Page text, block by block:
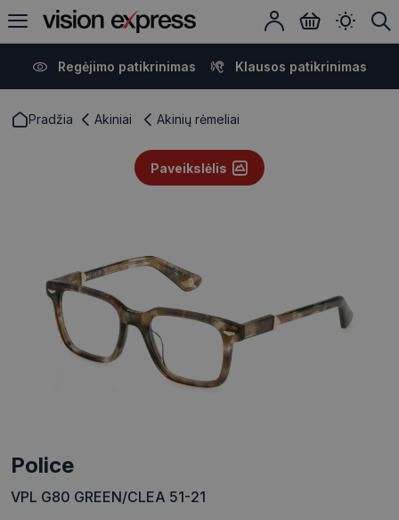
Regėjimo patikrinimas Klausos patikrinimas
Pradžia Akiniai Akinių rėmeliai
Paveikslėlis
Police
VPL G80 GREEN/CLEA 51-21